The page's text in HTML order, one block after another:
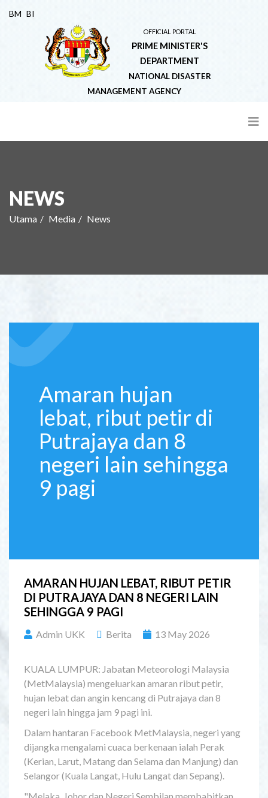
BM BI
OFFICIAL PORTAL
PRIME MINISTER'S
DEPARTMENT
NATIONAL DISASTER
MANAGEMENT AGENCY
NEWS
Utama Media News
Amaran hujan
lebat, ribut petir di
Putrajaya dan 8
negeri lain sehingga
9 pagi
AMARAN HUJAN LEBAT, RIBUT PETIR
DI PUTRAJAYA DAN 8 NEGERI LAIN
SEHINGGA 9 PAGI
Admin UKK Berita 13 May 2026
KUALA LUMPUR: Jabatan Meteorologi Malaysia
(MetMalaysia) mengeluarkan amaran ribut petir,
hujan lebat dan angin kencang di Putrajaya dan 8
negeri lain hingga jam 9 pagi ini.
Dalam hantaran Facebook MetMalaysia, negeri yang
dijangka mengalami cuaca berkenaan ialah Perak
(Kerian, Larut, Matang dan Selama dan Manjung) dan
Selangor (Kuala Langat, Hulu Langat dan Sepang).